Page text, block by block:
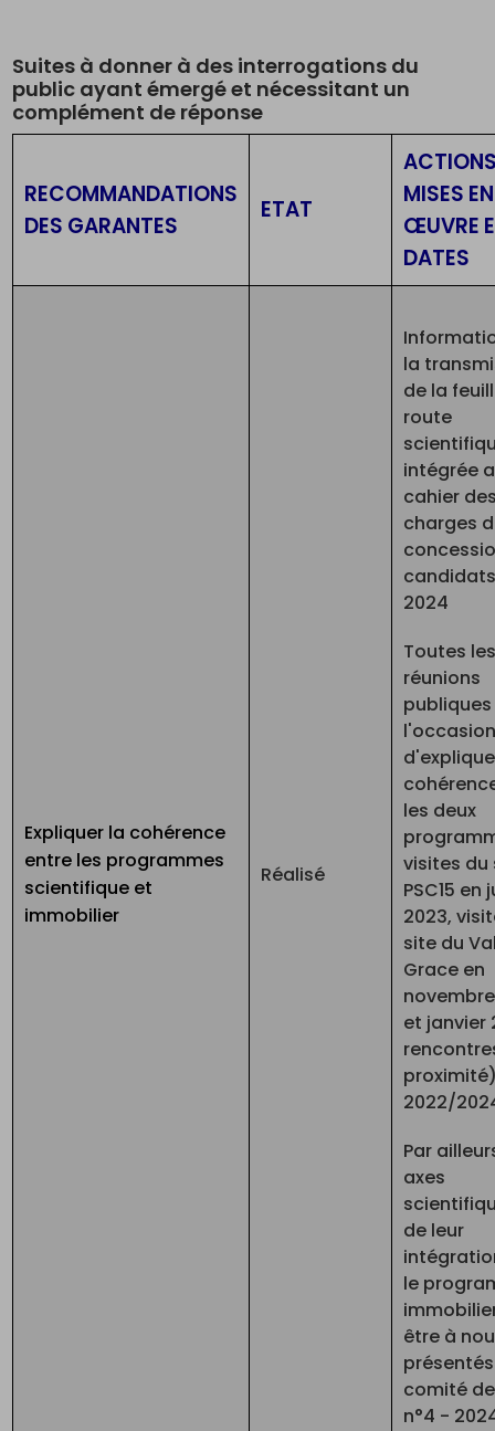
Suites à donner à des interrogations du
public ayant émergé et nécessitant un
complément de réponse
RECOMMANDATIONS
DES GARANTES
ETAT
MISES EN
ŒUVRE
DATES
Expliquer la cohérence
entre les programmes
scientifique et
immobilier
Réalisé
la
de la
route
intégrée
cahier
charges
2024
Toutes
réunions
les deux
visites du
PSC15 en
2023,
site du
Grace en
et janvier
2022/
Par
axes
de leur
le
être à
comité
n°4 -